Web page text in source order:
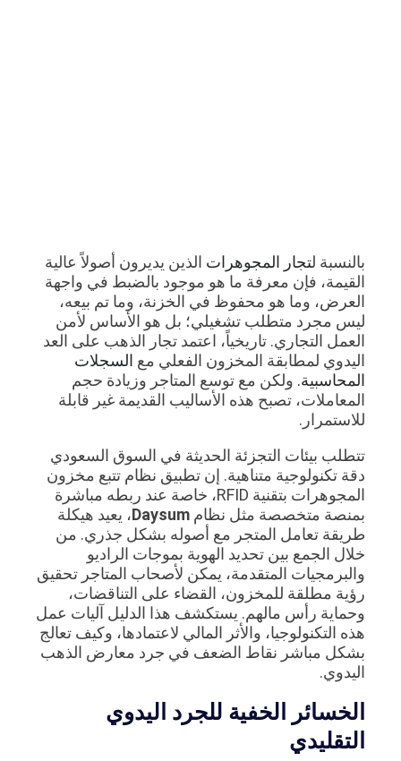
بالنسبة لتجار المجوهرات الذين يديرون أصولاً عالية
القيمة، فإن معرفة ما هو موجود بالضبط في واجهة
العرض، وما هو محفوظ في الخزنة، وما تم بيعه،
ليس مجرد متطلب تشغيلي؛ بل هو الأساس لأمن
العمل التجاري. تاريخياً، اعتمد تجار الذهب على العد
اليدوي لمطابقة المخزون الفعلي مع السجلات
المحاسبية. ولكن مع توسع المتاجر وزيادة حجم
المعاملات، تصبح هذه الأساليب القديمة غير قابلة
للاستمرار.
تتطلب بيئات التجزئة الحديثة في السوق السعودي
دقة تكنولوجية متناهية. إن تطبيق نظام تتبع مخزون
المجوهرات بتقنية RFID، خاصة عند ربطه مباشرة
بمنصة متخصصة مثل نظام Daysum، يعيد هيكلة
طريقة تعامل المتجر مع أصوله بشكل جذري. من
خلال الجمع بين تحديد الهوية بموجات الراديو
والبرمجيات المتقدمة، يمكن لأصحاب المتاجر تحقيق
رؤية مطلقة للمخزون، القضاء على التناقضات،
وحماية رأس مالهم. يستكشف هذا الدليل آليات عمل
هذه التكنولوجيا، والأثر المالي لاعتمادها، وكيف تعالج
بشكل مباشر نقاط الضعف في جرد معارض الذهب
اليدوي.
الخسائر الخفية للجرد اليدوي
التقليدي